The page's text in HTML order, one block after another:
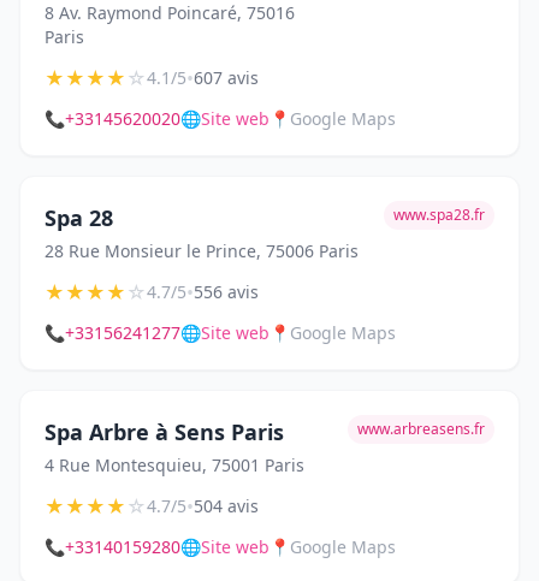
8 Av. Raymond Poincaré, 75016
Paris
★★★★☆4.1/5•607 avis
📞+33145620020🌐Site web 📍 Google Maps
Spa 28
28 Rue Monsieur le Prince, 75006 Paris
www.spa28.fr
★★★★☆4.7/5•556 avis
📞+33156241277🌐Site web 📍 Google Maps
Spa Arbre à Sens Paris
4 Rue Montesquieu, 75001 Paris
www.arbreasens.fr
★★★★☆4.7/5•504 avis
📞+33140159280🌐Site web 📍 Google Maps